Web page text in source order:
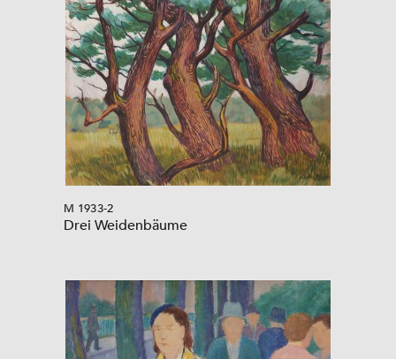
M 1933-2
Drei Weidenbäume